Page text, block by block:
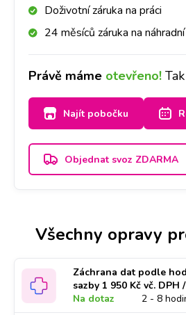
Doživotní záruka na práci
24 měsíců záruka na
Právě máme otevřeno!
Najít pobočku
Objednat svoz ZDARMA
Všechny opravy
Záchrana dat podle
sazby 1 950 Kč vč. DPH
Na dotaz
2 - 8